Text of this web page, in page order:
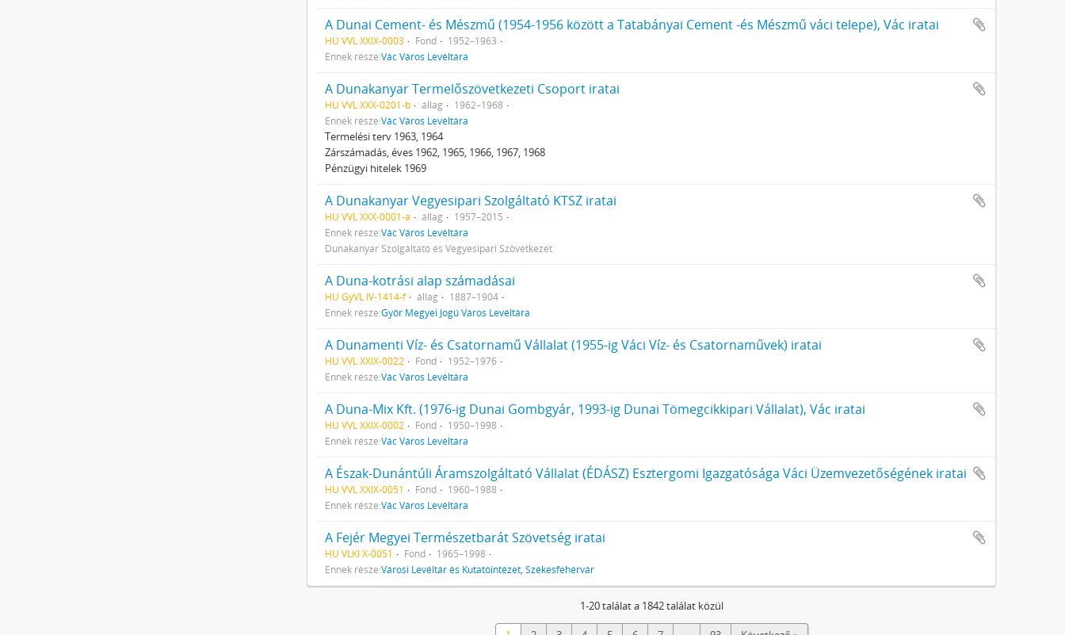
A Dunai Cement- és Mészmű (1954-1956 között a Tatabányai Cement -és Mészmű váci telepe), Vác iratai
HU VVL XXIX-0003 Fond
1952–1963
Ennek része:Vác Város Levéltára
A Dunakanyar Termelőszövetkezeti Csoport iratai
HU VVL XXX-0201-b állag
1962–1968
Ennek része:Vác Város Levéltára
Termelési terv 1963, 1964
Zárszámadás, éves 1962, 1965, 1966, 1967, 1968
Pénzügyi hitelek 1969
A Dunakanyar Vegyesipari Szolgáltató KTSZ iratai
HU VVL XXX-0001-a állag
1957–2015
Ennek része:Vác Város Levéltára
Dunakanyar Szolgáltató és Vegyesipari Szövetkezet
A Duna-kotrási alap számadásai
HU GyVL IV-1414-f állag
1887–1904
Ennek része:Győr Megyei Jogú Város Levéltára
A Dunamenti Víz- és Csatornamű Vállalat (1955-ig Váci Víz- és Csatornaművek) iratai
HU VVL XXIX-0022 Fond
1952–1976
Ennek része:Vác Város Levéltára
A Duna-Mix Kft. (1976-ig Dunai Gombgyár, 1993-ig Dunai Tömegcikkipari Vállalat), Vác iratai
HU VVL XXIX-0002 Fond
1950–1998
Ennek része:Vác Város Levéltára
A Észak-Dunántúli Áramszolgáltató Vállalat (ÉDÁSZ) Esztergomi Igazgatósága Váci Üzemvezetőségének iratai
HU VVL XXIX-0051 Fond
1960–1988
Ennek része:Vác Város Levéltára
A Fejér Megyei Természetbarát Szövetség iratai
HU VLKI X-0051 Fond
1965–1998
Ennek része:Városi Levéltár és Kutatóintézet, Székesfehérvár
1-20 találat a 1842 találat közül